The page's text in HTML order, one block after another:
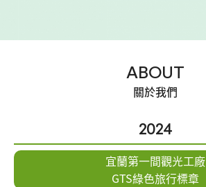
ABOUT
關於我們
2024
宜蘭第一間觀光工廠
GTS綠色旅行標章